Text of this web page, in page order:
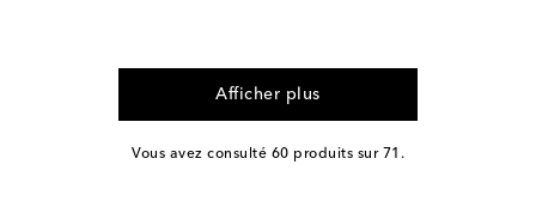
Afficher plus
Vous avez consulté 60 produits sur 71.